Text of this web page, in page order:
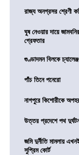
রাজ্য অনগ্রসর শ্রেণী
ঘুষ নেওয়ার দায়ে
গ্রেফতার
গুণ্ডাদমন বিলকে
পাঁচ তিনে পনেরো
নাগপুরে কিশোরীকে
উত্তর প্রদেশে পথ
জমি দুর্নীতি মামলায়
সুপ্রিম কোর্ট